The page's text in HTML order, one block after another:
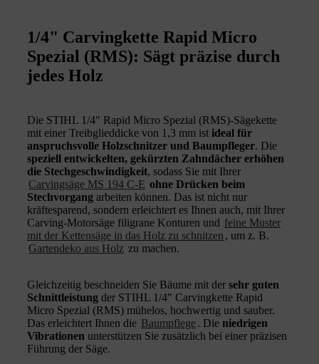
1/4" Carvingkette Rapid Micro
Spezial (RMS): Sägt präzise durch
jedes Holz
Die STIHL 1/4" Rapid Micro Spezial (RMS)-Sägekette
mit einer Treibglieddicke von 1,3 mm ist ideal für
anspruchsvolle Holzschnitzer und Baumpfleger. Die
speziell entwickelten, gekürzten Zahndächer erhöhen
die Stechgeschwindigkeit, sodass Sie mit Ihrer
Carvingsäge MS 194 C-E ohne Drücken beim
Stechvorgang arbeiten können. Das ist nicht nur
kräftesparend, sondern erleichtert es Ihnen auch, mit Ihrer
Carving-Motorsäge filigrane Konturen und feine Muster
mit der Kettensäge in das Holz zu schnitzen , um z. B.
Gartendeko aus Holz zu machen.
Gleichzeitig beschneiden Sie Bäume mit der sehr guten
Schnittleistung der STIHL 1/4" Carvingkette Rapid
Micro Spezial (RMS) mühelos, hochwertig und sauber.
Das erleichtert Ihnen die Baumpflege. Die niedrigen
Vibrationen unterstützen Sie zusätzlich bei einer präzisen
Führung der Säge.